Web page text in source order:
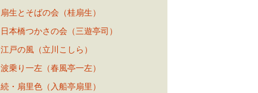
扇生とそばの会（桂扇生）
日本橋つかさの会（三遊亭司）
江戸の風（立川こしら）
波乗り一左（春風亭一左）
続・扇里色（入船亭扇里）